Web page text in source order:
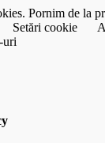
Pornim de la
Setări cookie
uri